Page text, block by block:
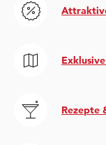
Rezepte